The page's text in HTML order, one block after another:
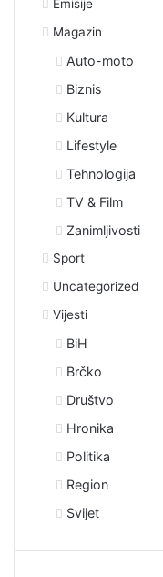
Emisije
Magazin
Auto-moto
Biznis
Kultura
Lifestyle
Tehnologija
TV & Film
Zanimljivosti
Sport
Uncategorized
Vijesti
BiH
Brčko
Društvo
Hronika
Politika
Region
Svijet